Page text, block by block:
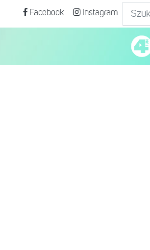
Facebook Instagram